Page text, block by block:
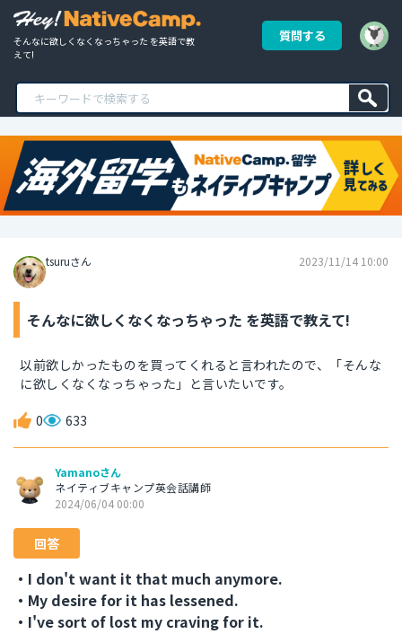
そんなに欲しくなくなっちゃった を英語で教
えて!
質問する
tsuruさん 2023/11/14 10:00
そんなに欲しくなくなっちゃった を英語で教えて!
以前欲しかったものを買ってくれると言われたので、「そんな
に欲しくなくなっちゃった」と言いたいです。
0 633
Yamanoさん
ネイティブキャンプ英会話講師
2024/06/04 00:00
回答
・I don't want it that much anymore.
・My desire for it has lessened.
・I've sort of lost my craving for it.